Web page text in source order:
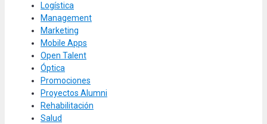
Logística
Management
Marketing
Mobile Apps
Open Talent
Óptica
Promociones
Proyectos Alumni
Rehabilitación
Salud